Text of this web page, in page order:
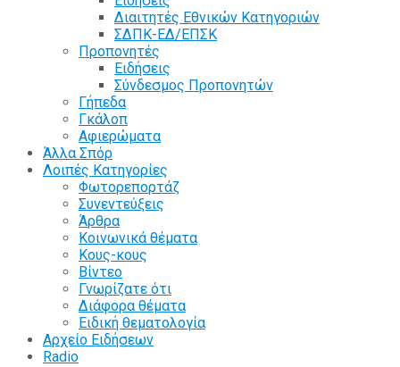
Διαιτητές Εθνικών Κατηγοριών
ΣΔΠΚ-ΕΔ/ΕΠΣΚ
Προπονητές
Ειδήσεις
Σύνδεσμος Προπονητών
Γήπεδα
Γκάλοπ
Αφιερώματα
Άλλα Σπόρ
Λοιπές Κατηγορίες
Φωτορεπορτάζ
Συνεντεύξεις
Άρθρα
Κοινωνικά θέματα
Κους-κους
Βίντεο
Γνωρίζατε ότι
Διάφορα θέματα
Ειδική θεματολογία
Αρχείο Ειδήσεων
Radio